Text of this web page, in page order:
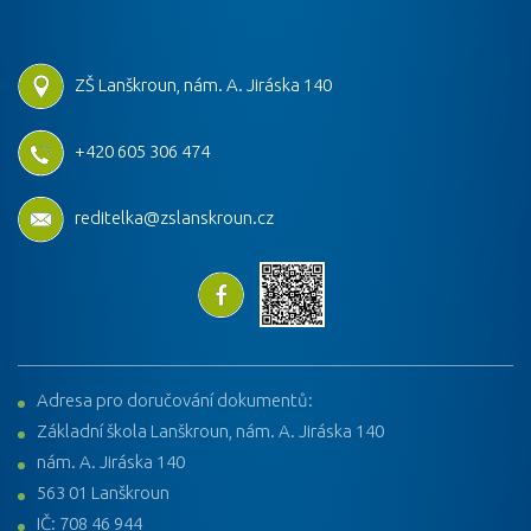
ZŠ Lanškroun, nám. A. Jiráska 140
+420 605 306 474
reditelka@zslanskroun.cz
Adresa pro doručování dokumentů:
Základní škola Lanškroun, nám. A. Jiráska 140
nám. A. Jiráska 140
563 01 Lanškroun
IČ: 708 46 944